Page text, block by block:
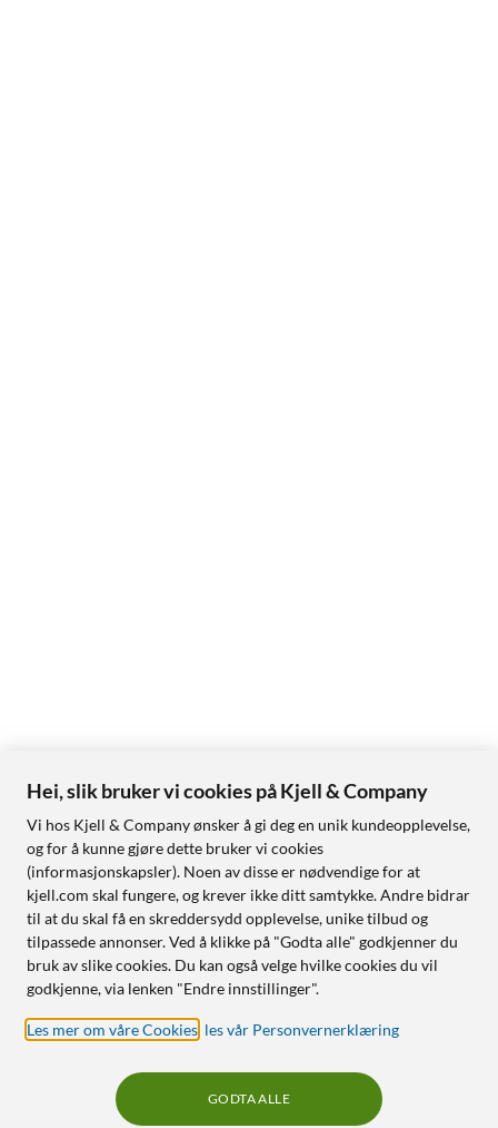
Hei, slik bruker vi cookies på Kjell & Company
Vi hos Kjell & Company ønsker å gi deg en unik kundeopplevelse,
og for å kunne gjøre dette bruker vi cookies
(informasjonskapsler). Noen av disse er nødvendige for at
kjell.com skal fungere, og krever ikke ditt samtykke. Andre bidrar
til at du skal få en skreddersydd opplevelse, unike tilbud og
tilpassede annonser. Ved å klikke på "Godta alle" godkjenner du
bruk av slike cookies. Du kan også velge hvilke cookies du vil
godkjenne, via lenken "Endre innstillinger".
Les mer om våre Cookies les vår Personvernerklæring
GODTA ALLE